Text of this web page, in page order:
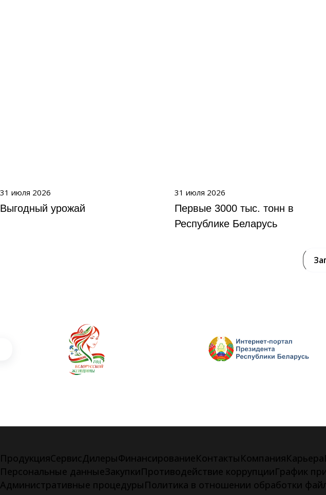
31 июля 2026
Выгодный урожай
31 июля 2026
Первые 3000 тыс. тонн в
Республике Беларусь
ПродукцияСервисДилерыФинансированиеКонтактыКомпанияКарьера
Персональные данныеЗакупкиПротиводействие коррупцииГрафик
Административные процедурыПолитика в отношении обработки